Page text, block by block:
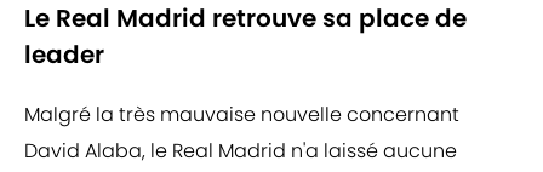
Le Real Madrid retrouve sa place de
leader
Malgré la très mauvaise nouvelle concernant
David Alaba, le Real Madrid n'a laissé aucune